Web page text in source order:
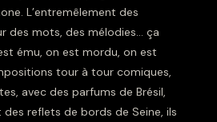
L’entremêlement des
des mots, des mélodies… ça
ému, on est mordu, on est
tour à tour comiques,
avec des parfums de Brésil,
des reflets de bords de Seine, ils